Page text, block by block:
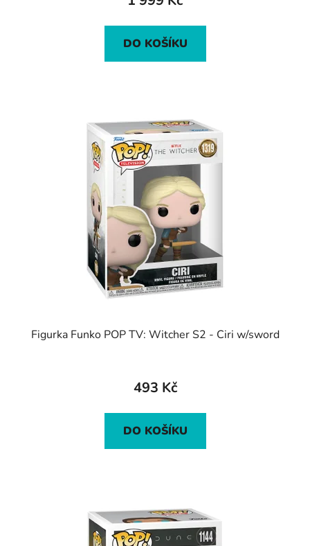
DO KOŠÍKU
Figurka Funko POP TV: Witcher S2 - Ciri w/sword
493 Kč
DO KOŠÍKU